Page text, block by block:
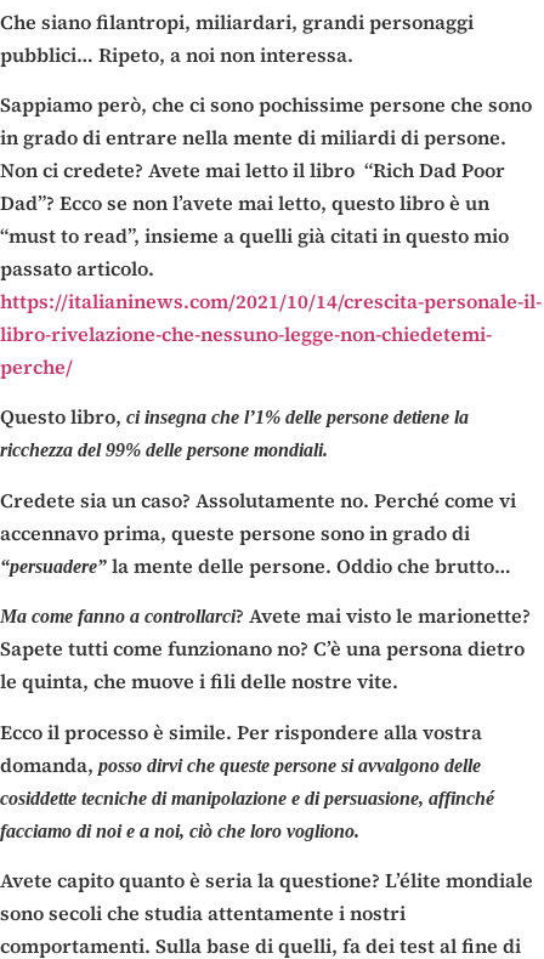
Che siano filantropi, miliardari, grandi personaggi
pubblici… Ripeto, a noi non interessa.
Sappiamo però, che ci sono pochissime persone che sono
in grado di entrare nella mente di miliardi di persone.
Non ci credete? Avete mai letto il libro “Rich Dad Poor
Dad”? Ecco se non l’avete mai letto, questo libro è un
“must to read”, insieme a quelli già citati in questo mio
passato articolo.
https://italianinews.com/2021/10/14/crescita-personale-il-
libro-rivelazione-che-nessuno-legge-non-chiedetemi-
perche/
Questo libro, ci insegna che l’1% delle persone detiene la
ricchezza del 99% delle persone mondiali.
Credete sia un caso? Assolutamente no. Perché come vi
accennavo prima, queste persone sono in grado di
“persuadere” la mente delle persone. Oddio che brutto…
Ma come fanno a controllarci? Avete mai visto le marionette?
Sapete tutti come funzionano no? C’è una persona dietro
le quinta, che muove i fili delle nostre vite.
Ecco il processo è simile. Per rispondere alla vostra
domanda, posso dirvi che queste persone si avvalgono delle
cosiddette tecniche di manipolazione e di persuasione, affinché
facciamo di noi e a noi, ciò che loro vogliono.
Avete capito quanto è seria la questione? L’élite mondiale
sono secoli che studia attentamente i nostri
comportamenti. Sulla base di quelli, fa dei test al fine di